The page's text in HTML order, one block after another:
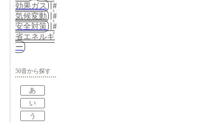
効果ガス
気候変動
安全対策
省エネルギ
ー
50音から探す
あ
い
う